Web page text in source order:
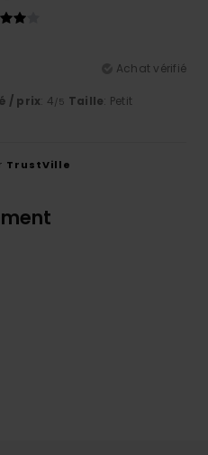
Achat vérifié
/ prix: 4/5 Taille: Petit
TrustVille